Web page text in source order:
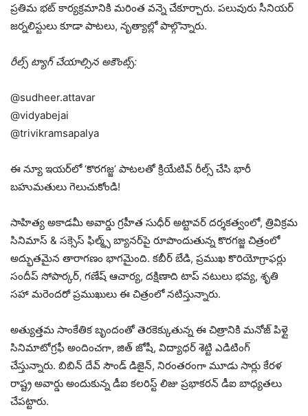
ప్రతిమ భట్ కార్యక్రమానికి మరింత వన్నె చేకూర్చారు. పలువురు సీనియర్
జర్నలిస్టులు కూడా పాటలు, నృత్యాల్లో పాల్గొన్నారు.
రీల్స్ ట్యాగ్ చేయాల్సిన అకౌంట్స్:
@sudheer.attavar
@vidyabejai
@trivikramsapalya
ఈ న్యూ ఇయర్‌లో ‘కొరగజ్జ’ పాటలతో క్రియేటివ్ రీల్స్ చేసి భారీ
బహుమతులు గెలుచుకోండి!
సాహిత్య అకాడమీ అవార్డు గ్రహీత సుధీర్ అట్టావర్ దర్శకత్వంలో, త్రివిక్రమ
సినిమాస్ & సక్సెస్ ఫిల్మ్స్ బ్యానర్‌పై రూపొందుతున్న కొరగజ్జ చిత్రంలో
అద్భుతమైన తారాగణం భాగమైంది. కబీర్ బేడి, ప్రముఖ కొరియోగ్రాఫర్లు
సందీప్ సోపార్కర్, గణేష్ ఆచార్య, దక్షిణాది టాప్ నటులు భవ్య, శృతి
సహా మరెందరో ప్రముఖులు ఈ చిత్రంలో నటిస్తున్నారు.
అత్యుత్తమ సాంకేతిక బృందంతో తెరకెక్కుతున్న ఈ చిత్రానికి మనోజ్ పిళ్లై
సినిమాటోగ్రఫీ అందించగా, జిత్ జోషీ, విద్యాధర్ శెట్టి ఎడిటింగ్
చేస్తున్నారు. బిబిన్ దేవ్ సౌండ్ డిజైన్, నిరంతరంగా మూడు సార్లు కేరళ
రాష్ట్ర అవార్డు అందుకున్న డీఐ కలరిస్ట్ లిజు ప్రభాకరన్ డీఐ బాధ్యతలు
చేపట్టారు.